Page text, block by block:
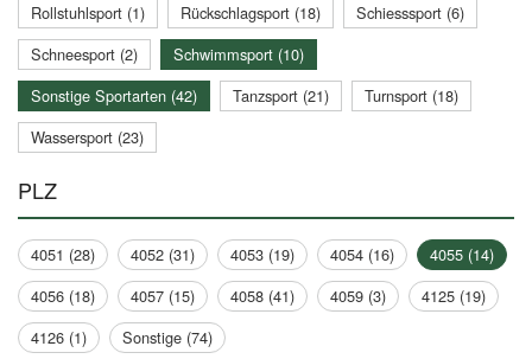
Rollstuhlsport (1)
Rückschlagsport (18)
Schiesssport (6)
Schneesport (2)
Schwimmsport (10)
Sonstige Sportarten (42)
Tanzsport (21)
Turnsport (18)
Wassersport (23)
PLZ
4051 (28) 4052 (31) 4053 (19) 4054 (16)
4055 (14)
4056 (18)
4057 (15) 4058 (41) 4059 (3)
4125 (19)
4126 (1)
Sonstige (74)